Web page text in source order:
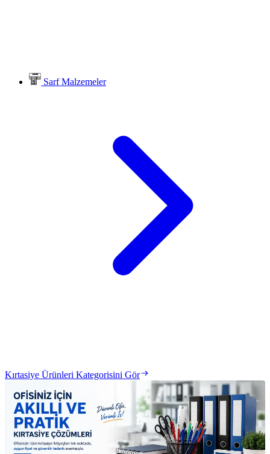
Sarf Malzemeler
Kırtasiye Ürünleri Kategorisini Gör